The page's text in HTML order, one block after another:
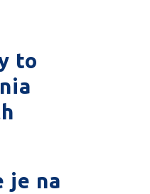
to
je na